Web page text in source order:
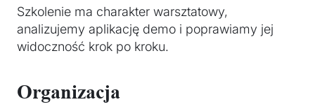
Szkolenie ma charakter warsztatowy,
analizujemy aplikację demo i poprawiamy jej
widoczność krok po kroku.
Organizacja